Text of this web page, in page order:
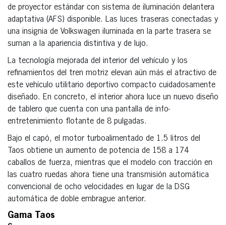
de proyector estándar con sistema de iluminación delantera
adaptativa (AFS) disponible. Las luces traseras conectadas y
una insignia de Volkswagen iluminada en la parte trasera se
suman a la apariencia distintiva y de lujo.
La tecnología mejorada del interior del vehículo y los
refinamientos del tren motriz elevan aún más el atractivo de
este vehículo utilitario deportivo compacto cuidadosamente
diseñado. En concreto, el interior ahora luce un nuevo diseño
de tablero que cuenta con una pantalla de info-
entretenimiento flotante de 8 pulgadas.
Bajo el capó, el motor turboalimentado de 1.5 litros del
Taos obtiene un aumento de potencia de 158 a 174
caballos de fuerza, mientras que el modelo con tracción en
las cuatro ruedas ahora tiene una transmisión automática
convencional de ocho velocidades en lugar de la DSG
automática de doble embrague anterior.
Gama Taos